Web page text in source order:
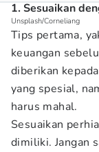
1. Sesuaikan
Unsplash/Corneliang
Tips pertama,
keuangan
diberikan
yang spesial,
harus mahal.
Sesuaikan
dimiliki. Jangan